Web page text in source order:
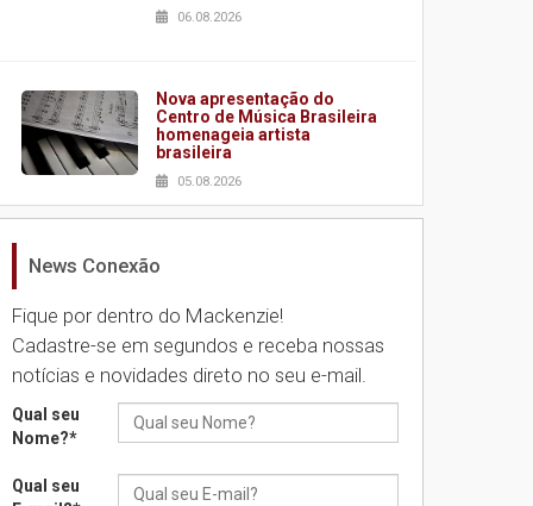
06.08.2026
Nova apresentação do
Centro de Música Brasileira
homenageia artista
brasileira
05.08.2026
Universidade Mackenzie
Seminário discute desafios
das novas tecnologias em
sistemas solares
04.08.2026
News Conexão
Fique por dentro do Mackenzie!
Cadastre-se em segundos e receba nossas
notícias e novidades direto no seu e-mail.
Qual seu
Nome?*
Qual seu